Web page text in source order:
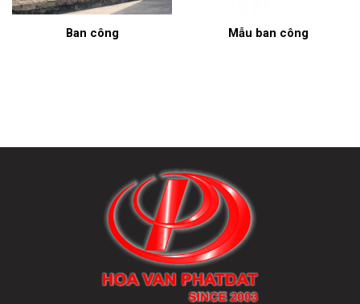
Ban công Mẫu ban công